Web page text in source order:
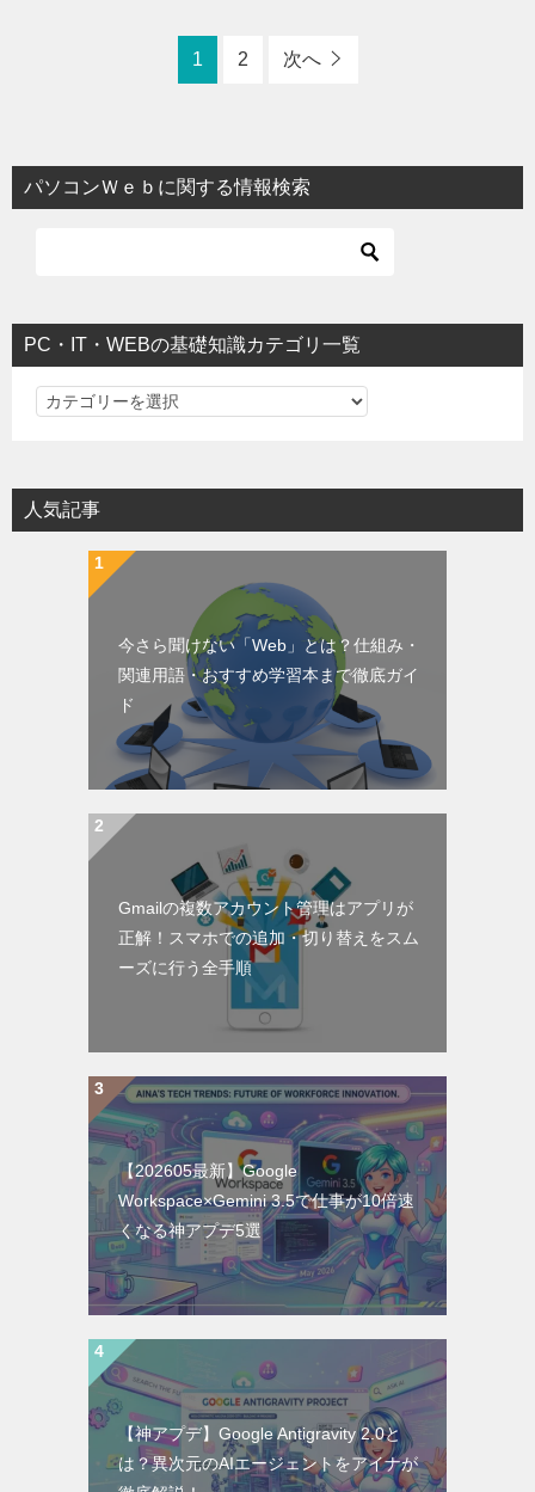
1 2 次へ
パソコンＷｅｂに関する情報検索
PC・IT・WEBの基礎知識カテゴリ一覧
PC・IT・WEBの基礎知識カテゴリ一覧
人気記事
今さら聞けない「Web」とは？仕組み・
関連用語・おすすめ学習本まで徹底ガイ
ド
Gmailの複数アカウント管理はアプリが
正解！スマホでの追加・切り替えをスム
ーズに行う全手順
【202605最新】Google
Workspace×Gemini 3.5で仕事が10倍速
くなる神アプデ5選
【神アプデ】Google Antigravity 2.0と
は？異次元のAIエージェントをアイナが